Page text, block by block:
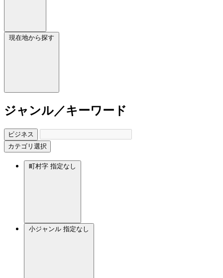
現在地から探す
ジャンル／キーワード
ビジネス
カテゴリ選択
町村字 指定なし
小ジャンル 指定なし